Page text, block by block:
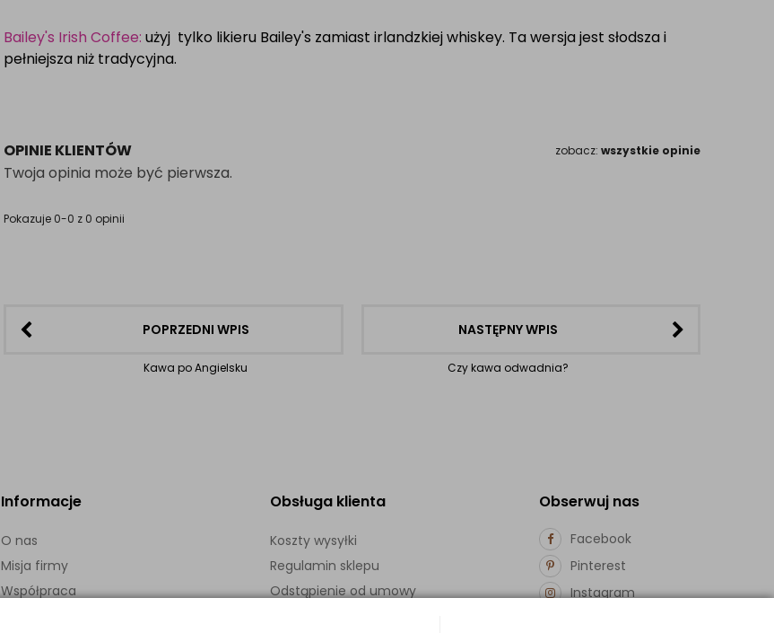
Bailey's Irish Coffee: użyj tylko likieru Bailey's zamiast irlandzkiej whiskey. Ta wersja jest słodsza i
pełniejsza niż tradycyjna.
OPINIE KLIENTÓW zobacz: wszystkie opinie
Twoja opinia może być pierwsza.
Pokazuje 0-0 z 0 opinii
POPRZEDNI WPIS
Kawa po Angielsku
NASTĘPNY WPIS
Czy kawa odwadnia?
Obserwuj nas
Facebook
Pinterest
Instagram
Informacje
O nas
Misja firmy
Współpraca
Obsługa klienta
Koszty wysyłki
Regulamin sklepu
Odstąpienie od umowy